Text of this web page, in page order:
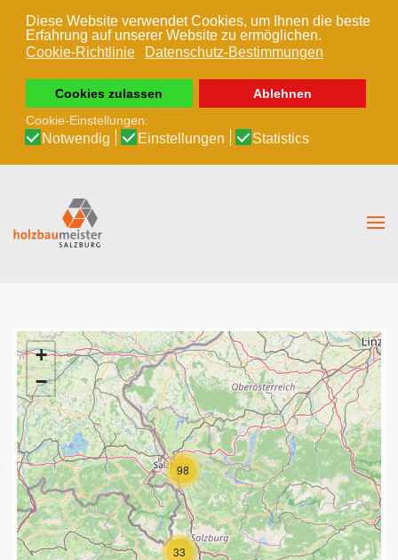
Diese Website verwendet Cookies, um Ihnen die beste
Erfahrung auf unserer Website zu ermöglichen.
Cookie-Richtlinie
Datenschutz-Bestimmungen
Cookies zulassen
Ablehnen
Cookie-Einstellungen:
Notwendig Einstellungen Statistics
Zum Hauptinhalt springen
33
98
+
−